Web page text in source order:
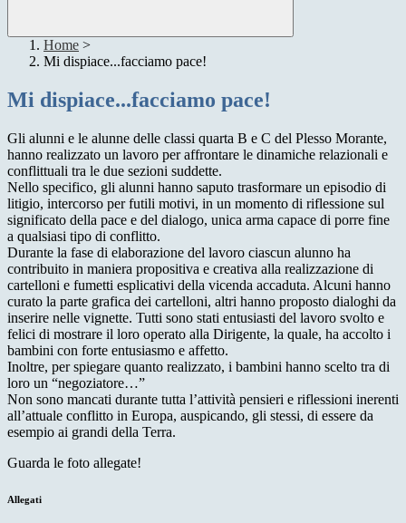
Home >
Mi dispiace...facciamo pace!
Mi dispiace...facciamo pace!
Gli alunni e le alunne delle classi quarta B e C del Plesso Morante,
hanno realizzato un lavoro per affrontare le dinamiche relazionali e
conflittuali tra le due sezioni suddette.
Nello specifico, gli alunni hanno saputo trasformare un episodio di
litigio, intercorso per futili motivi, in un momento di riflessione sul
significato della pace e del dialogo, unica arma capace di porre fine
a qualsiasi tipo di conflitto.
Durante la fase di elaborazione del lavoro ciascun alunno ha
contribuito in maniera propositiva e creativa alla realizzazione di
cartelloni e fumetti esplicativi della vicenda accaduta. Alcuni hanno
curato la parte grafica dei cartelloni, altri hanno proposto dialoghi da
inserire nelle vignette. Tutti sono stati entusiasti del lavoro svolto e
felici di mostrare il loro operato alla Dirigente, la quale, ha accolto i
bambini con forte entusiasmo e affetto.
Inoltre, per spiegare quanto realizzato, i bambini hanno scelto tra di
loro un “negoziatore…”
Non sono mancati durante tutta l’attività pensieri e riflessioni inerenti
all’attuale conflitto in Europa, auspicando, gli stessi, di essere da
esempio ai grandi della Terra.
Guarda le foto allegate!
Allegati